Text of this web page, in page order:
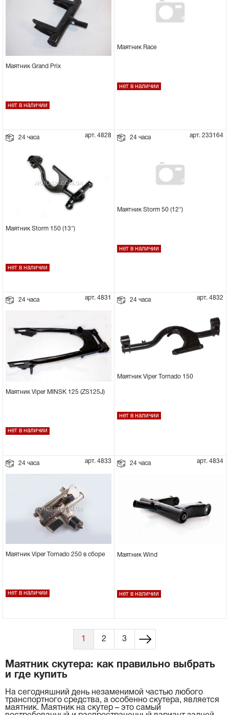
Маятник Grand Prix
нет в наличии
Маятник Race
нет в наличии
24 часа арт. 4828
Маятник Storm 150 (13")
нет в наличии
24 часа арт. 233164
Маятник Storm 50 (12")
нет в наличии
24 часа арт. 4831
Маятник Viper MINSK 125 (ZS125J)
нет в наличии
24 часа арт. 4832
Маятник Viper Tornado 150
нет в наличии
24 часа арт. 4833
Маятник Viper Tornado 250 в сборе
нет в наличии
24 часа арт. 4834
Маятник Wind
нет в наличии
1 2 3
Маятник скутера: как правильно выбрать
и где купить
На сегодняшний день незаменимой частью любого
транспортного средства, а особенно скутера, является
маятник. Маятник на скутер – это самый